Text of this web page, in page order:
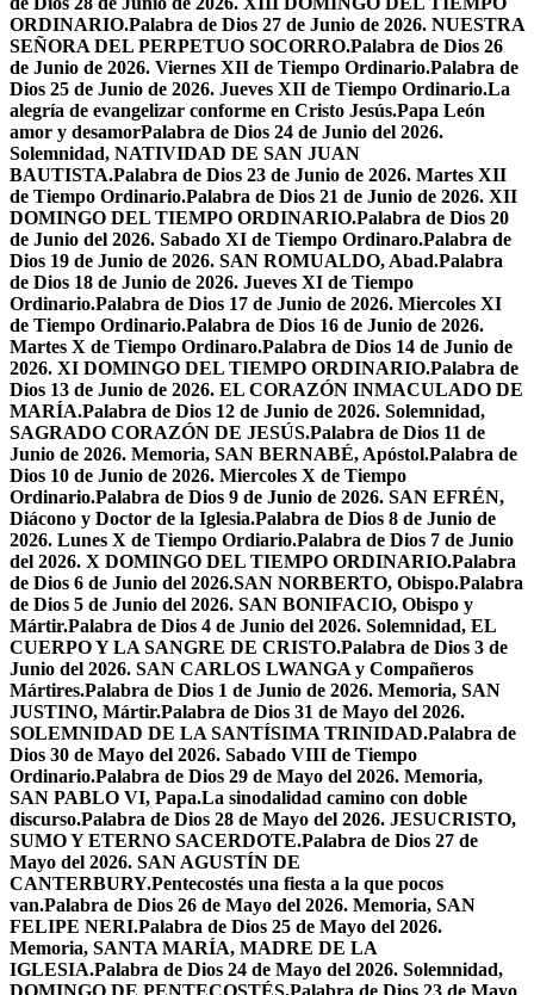
ORDINARIO.Palabra de Dios 27 de Junio de 2026. NUESTRA
SEÑORA DEL PERPETUO SOCORRO.Palabra de Dios 26
de Junio de 2026. Viernes XII de Tiempo Ordinario.Palabra de
Dios 25 de Junio de 2026. Jueves XII de Tiempo Ordinario.La
alegría de evangelizar conforme en Cristo Jesús.Papa León
amor y desamorPalabra de Dios 24 de Junio del 2026.
Solemnidad, NATIVIDAD DE SAN JUAN
BAUTISTA.Palabra de Dios 23 de Junio de 2026. Martes XII
de Tiempo Ordinario.Palabra de Dios 21 de Junio de 2026. XII
DOMINGO DEL TIEMPO ORDINARIO.Palabra de Dios 20
de Junio del 2026. Sabado XI de Tiempo Ordinaro.Palabra de
Dios 19 de Junio de 2026. SAN ROMUALDO, Abad.Palabra
de Dios 18 de Junio de 2026. Jueves XI de Tiempo
Ordinario.Palabra de Dios 17 de Junio de 2026. Miercoles XI
de Tiempo Ordinario.Palabra de Dios 16 de Junio de 2026.
Martes X de Tiempo Ordinaro.Palabra de Dios 14 de Junio de
2026. XI DOMINGO DEL TIEMPO ORDINARIO.Palabra de
Dios 13 de Junio de 2026. EL CORAZÓN INMACULADO DE
MARÍA.Palabra de Dios 12 de Junio de 2026. Solemnidad,
SAGRADO CORAZÓN DE JESÚS.Palabra de Dios 11 de
Junio de 2026. Memoria, SAN BERNABÉ, Apóstol.Palabra de
Dios 10 de Junio de 2026. Miercoles X de Tiempo
Ordinario.Palabra de Dios 9 de Junio de 2026. SAN EFRÉN,
Diácono y Doctor de la Iglesia.Palabra de Dios 8 de Junio de
2026. Lunes X de Tiempo Ordiario.Palabra de Dios 7 de Junio
del 2026. X DOMINGO DEL TIEMPO ORDINARIO.Palabra
de Dios 6 de Junio del 2026.SAN NORBERTO, Obispo.Palabra
de Dios 5 de Junio del 2026. SAN BONIFACIO, Obispo y
Mártir.Palabra de Dios 4 de Junio del 2026. Solemnidad, EL
CUERPO Y LA SANGRE DE CRISTO.Palabra de Dios 3 de
Junio del 2026. SAN CARLOS LWANGA y Compañeros
Mártires.Palabra de Dios 1 de Junio de 2026. Memoria, SAN
JUSTINO, Mártir.Palabra de Dios 31 de Mayo del 2026.
SOLEMNIDAD DE LA SANTÍSIMA TRINIDAD.Palabra de
Dios 30 de Mayo del 2026. Sabado VIII de Tiempo
Ordinario.Palabra de Dios 29 de Mayo del 2026. Memoria,
SAN PABLO VI, Papa.La sinodalidad camino con doble
discurso.Palabra de Dios 28 de Mayo del 2026. JESUCRISTO,
SUMO Y ETERNO SACERDOTE.Palabra de Dios 27 de
Mayo del 2026. SAN AGUSTÍN DE
CANTERBURY.Pentecostés una fiesta a la que pocos
van.Palabra de Dios 26 de Mayo del 2026. Memoria, SAN
FELIPE NERI.Palabra de Dios 25 de Mayo del 2026.
Memoria, SANTA MARÍA, MADRE DE LA
IGLESIA.Palabra de Dios 24 de Mayo del 2026. Solemnidad,
DOMINGO DE PENTECOSTÉS.Palabra de Dios 23 de Mayo